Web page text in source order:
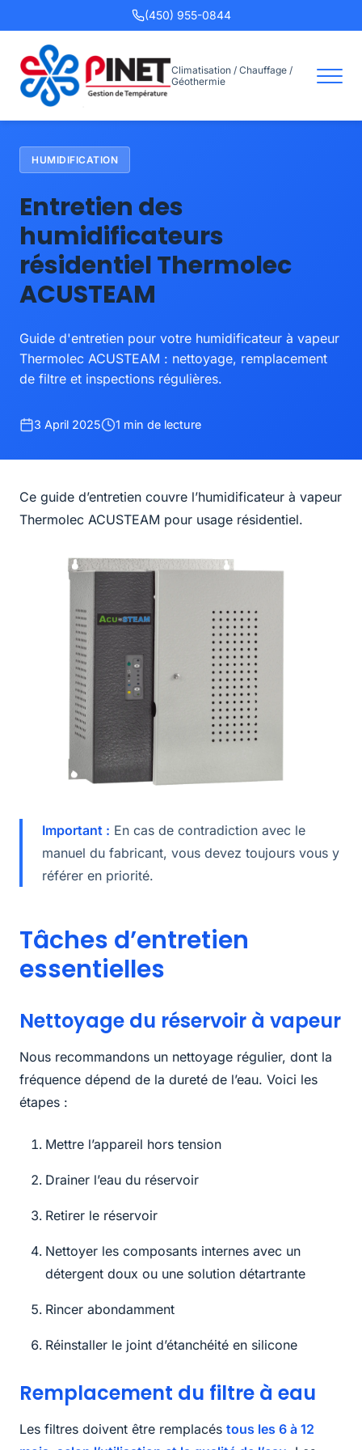
(450) 955-0844
Climatisation / Chauffage /
Géothermie
HUMIDIFICATION
Entretien des
humidificateurs
résidentiel Thermolec
ACUSTEAM
Guide d'entretien pour votre humidificateur à vapeur
Thermolec ACUSTEAM : nettoyage, remplacement
de filtre et inspections régulières.
3 April 2025 1 min de lecture
Ce guide d’entretien couvre l’humidificateur à vapeur
Thermolec ACUSTEAM pour usage résidentiel.
Important : En cas de contradiction avec le
manuel du fabricant, vous devez toujours vous y
référer en priorité.
Tâches d’entretien
essentielles
Nettoyage du réservoir à vapeur
Nous recommandons un nettoyage régulier, dont la
fréquence dépend de la dureté de l’eau. Voici les
étapes :
Mettre l’appareil hors tension
Drainer l’eau du réservoir
Retirer le réservoir
Nettoyer les composants internes avec un
détergent doux ou une solution détartrante
Rincer abondamment
Réinstaller le joint d’étanchéité en silicone
Remplacement du filtre à eau
Les filtres doivent être remplacés tous les 6 à 12